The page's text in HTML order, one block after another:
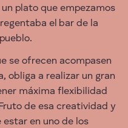
plato que empezamos
el bar de la
se ofrecen acompasen
obliga a realizar un gran
máxima flexibilidad
de esa creatividad y
en uno de los